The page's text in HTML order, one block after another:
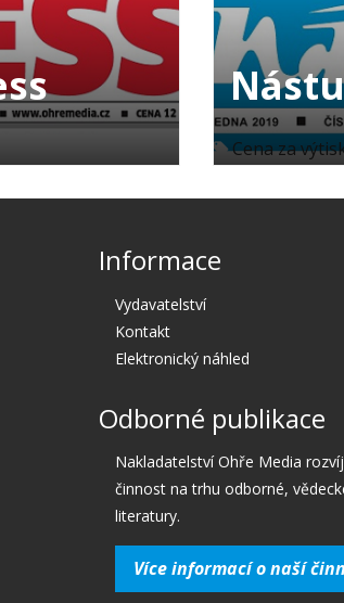
Cena za
Informace
Vydavatelství
Kontakt
Elektronický náhled
Odborné publikace
Nakladatelství Ohře Media
činnost na trhu odborné,
literatury.
Více informací o naší